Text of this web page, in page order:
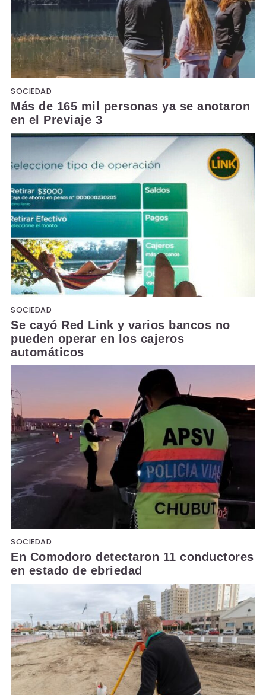
SOCIEDAD
Más de 165 mil personas ya se anotaron
en el Previaje 3
SOCIEDAD
Se cayó Red Link y varios bancos no
pueden operar en los cajeros
automáticos
SOCIEDAD
En Comodoro detectaron 11 conductores
en estado de ebriedad